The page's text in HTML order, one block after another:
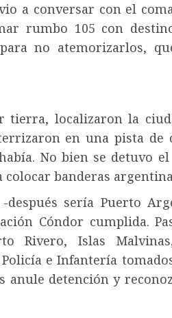
a conversar con el
rumbo 105 con
no atemorizarlos,
tierra, localizaron la
en una pista de
No bien se detuvo
banderas
después sería Puerto
Cóndor cumplida.
Rivero, Islas
Policía e Infantería
anule detención y